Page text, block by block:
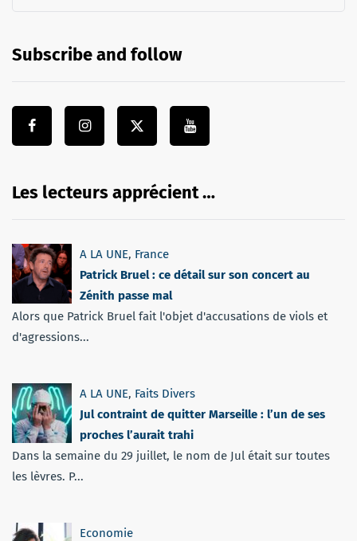
Subscribe and follow
Les lecteurs apprécient …
A LA UNE, France
Patrick Bruel : ce détail sur son concert au
Zénith passe mal
Alors que Patrick Bruel fait l'objet d'accusations de viols et
d'agressions...
A LA UNE, Faits Divers
Jul contraint de quitter Marseille : l’un de ses
proches l’aurait trahi
Dans la semaine du 29 juillet, le nom de Jul était sur toutes
les lèvres. P...
Economie